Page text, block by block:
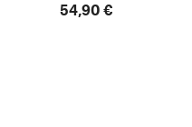
54,90 €